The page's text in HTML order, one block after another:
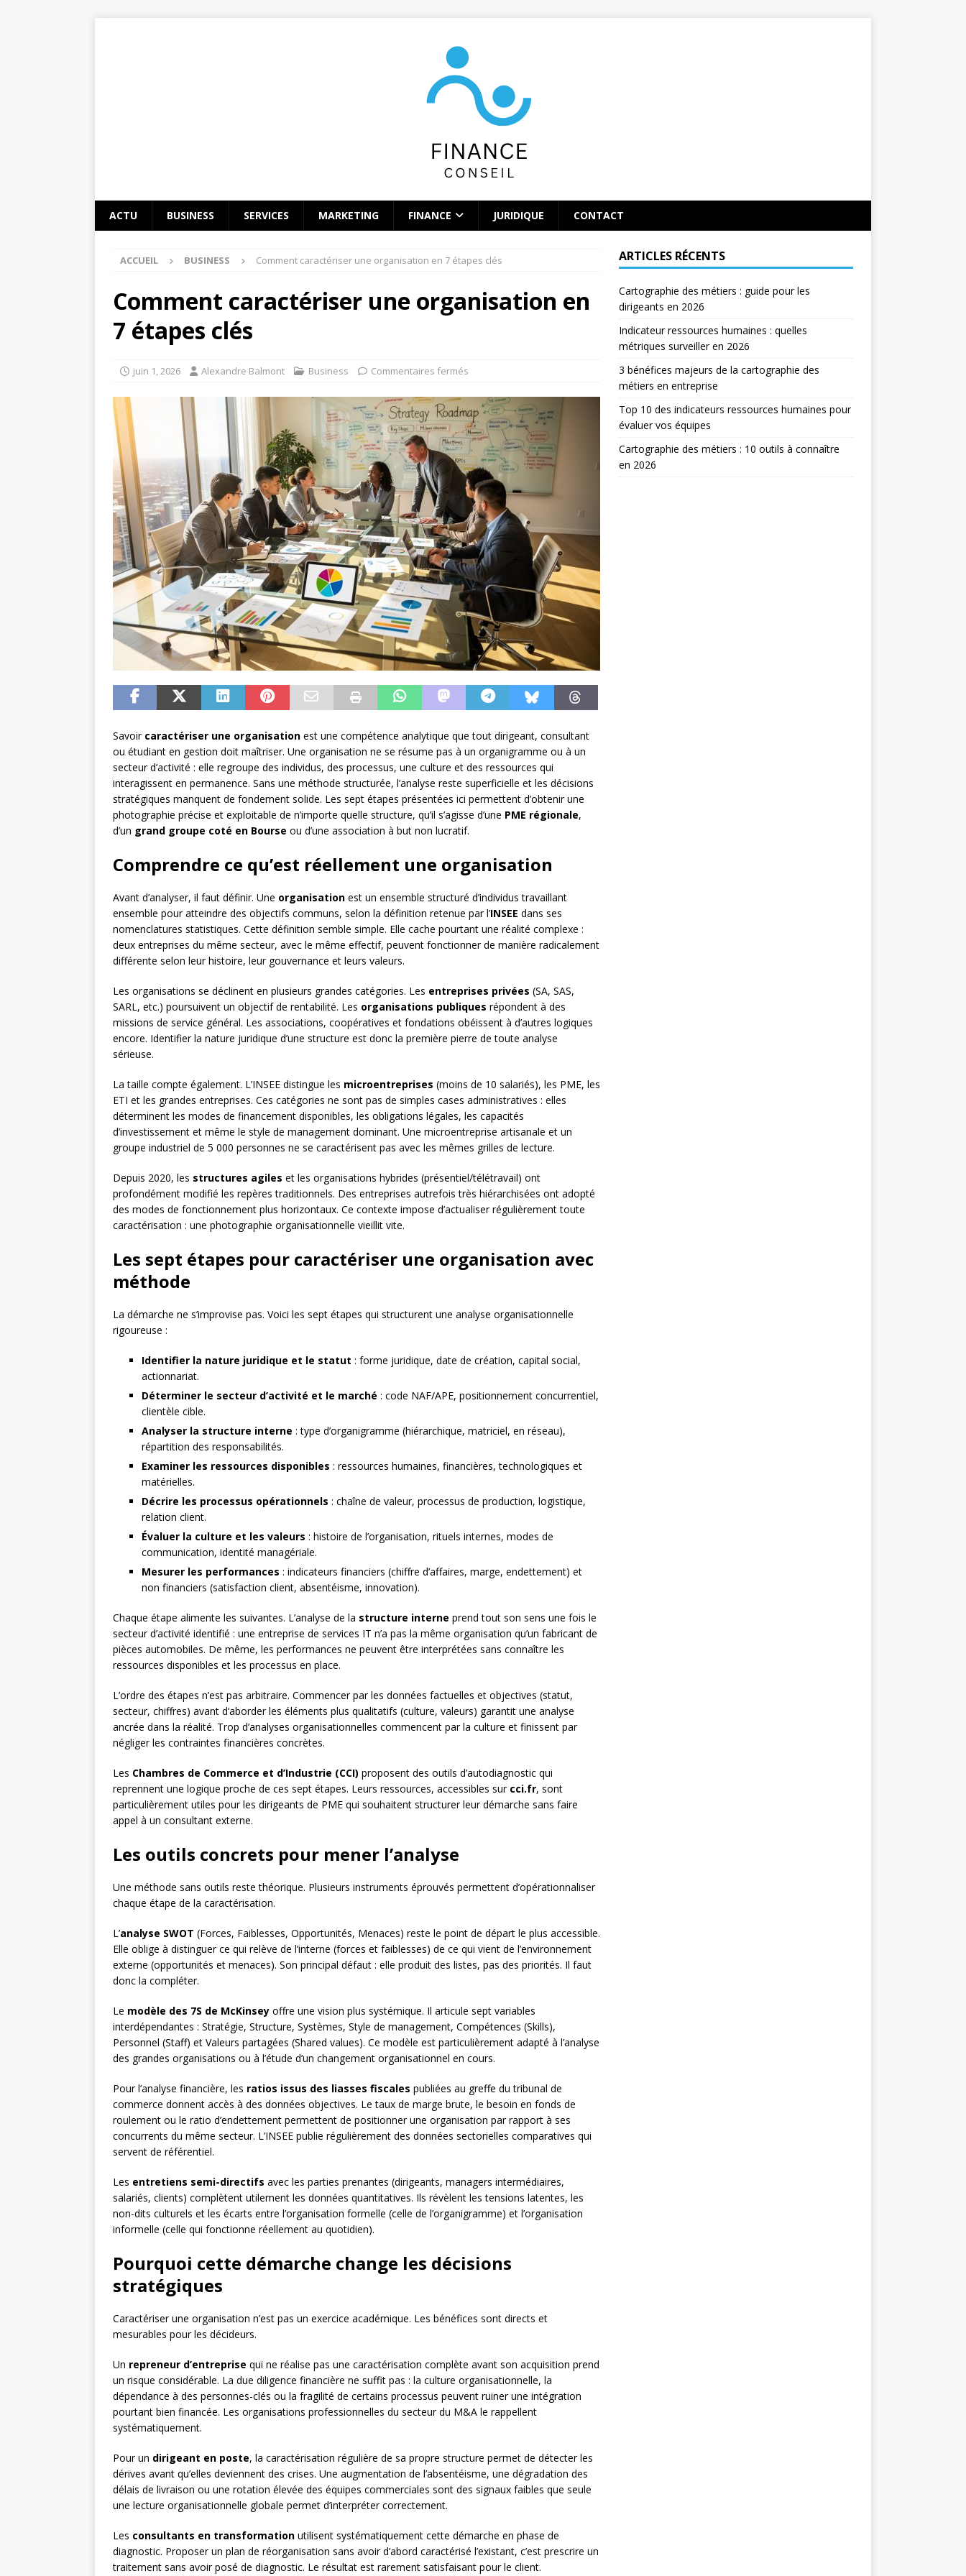
ACTU BUSINESS SERVICES MARKETING FINANCE JURIDIQUE CONTACT
ACCUEIL BUSINESS Comment caractériser une organisation en 7 étapes clés
Comment caractériser une organisation en
7 étapes clés
juin 1, 2026 Alexandre Balmont Business Commentaires fermés
Savoir caractériser une organisation est une compétence analytique que tout dirigeant, consultant
ou étudiant en gestion doit maîtriser. Une organisation ne se résume pas à un organigramme ou à un
secteur d’activité : elle regroupe des individus, des processus, une culture et des ressources qui
interagissent en permanence. Sans une méthode structurée, l’analyse reste superficielle et les décisions
stratégiques manquent de fondement solide. Les sept étapes présentées ici permettent d’obtenir une
photographie précise et exploitable de n’importe quelle structure, qu’il s’agisse d’une PME régionale,
d’un grand groupe coté en Bourse ou d’une association à but non lucratif.
Comprendre ce qu’est réellement une organisation
Avant d’analyser, il faut définir. Une organisation est un ensemble structuré d’individus travaillant
ensemble pour atteindre des objectifs communs, selon la définition retenue par l’INSEE dans ses
nomenclatures statistiques. Cette définition semble simple. Elle cache pourtant une réalité complexe :
deux entreprises du même secteur, avec le même effectif, peuvent fonctionner de manière radicalement
différente selon leur histoire, leur gouvernance et leurs valeurs.
Les organisations se déclinent en plusieurs grandes catégories. Les entreprises privées (SA, SAS,
SARL, etc.) poursuivent un objectif de rentabilité. Les organisations publiques répondent à des
missions de service général. Les associations, coopératives et fondations obéissent à d’autres logiques
encore. Identifier la nature juridique d’une structure est donc la première pierre de toute analyse
sérieuse.
La taille compte également. L’INSEE distingue les microentreprises (moins de 10 salariés), les PME, les
ETI et les grandes entreprises. Ces catégories ne sont pas de simples cases administratives : elles
déterminent les modes de financement disponibles, les obligations légales, les capacités
d’investissement et même le style de management dominant. Une microentreprise artisanale et un
groupe industriel de 5 000 personnes ne se caractérisent pas avec les mêmes grilles de lecture.
Depuis 2020, les structures agiles et les organisations hybrides (présentiel/télétravail) ont
profondément modifié les repères traditionnels. Des entreprises autrefois très hiérarchisées ont adopté
des modes de fonctionnement plus horizontaux. Ce contexte impose d’actualiser régulièrement toute
caractérisation : une photographie organisationnelle vieillit vite.
Les sept étapes pour caractériser une organisation avec
méthode
La démarche ne s’improvise pas. Voici les sept étapes qui structurent une analyse organisationnelle
rigoureuse :
Identifier la nature juridique et le statut : forme juridique, date de création, capital social,
actionnariat.
Déterminer le secteur d’activité et le marché : code NAF/APE, positionnement concurrentiel,
clientèle cible.
Analyser la structure interne : type d’organigramme (hiérarchique, matriciel, en réseau),
répartition des responsabilités.
Examiner les ressources disponibles : ressources humaines, financières, technologiques et
matérielles.
Décrire les processus opérationnels : chaîne de valeur, processus de production, logistique,
relation client.
Évaluer la culture et les valeurs : histoire de l’organisation, rituels internes, modes de
communication, identité managériale.
Mesurer les performances : indicateurs financiers (chiffre d’affaires, marge, endettement) et
non financiers (satisfaction client, absentéisme, innovation).
Chaque étape alimente les suivantes. L’analyse de la structure interne prend tout son sens une fois le
secteur d’activité identifié : une entreprise de services IT n’a pas la même organisation qu’un fabricant de
pièces automobiles. De même, les performances ne peuvent être interprétées sans connaître les
ressources disponibles et les processus en place.
L’ordre des étapes n’est pas arbitraire. Commencer par les données factuelles et objectives (statut,
secteur, chiffres) avant d’aborder les éléments plus qualitatifs (culture, valeurs) garantit une analyse
ancrée dans la réalité. Trop d’analyses organisationnelles commencent par la culture et finissent par
négliger les contraintes financières concrètes.
Les Chambres de Commerce et d’Industrie (CCI) proposent des outils d’autodiagnostic qui
reprennent une logique proche de ces sept étapes. Leurs ressources, accessibles sur cci.fr, sont
particulièrement utiles pour les dirigeants de PME qui souhaitent structurer leur démarche sans faire
appel à un consultant externe.
Les outils concrets pour mener l’analyse
Une méthode sans outils reste théorique. Plusieurs instruments éprouvés permettent d’opérationnaliser
chaque étape de la caractérisation.
L’analyse SWOT (Forces, Faiblesses, Opportunités, Menaces) reste le point de départ le plus accessible.
Elle oblige à distinguer ce qui relève de l’interne (forces et faiblesses) de ce qui vient de l’environnement
externe (opportunités et menaces). Son principal défaut : elle produit des listes, pas des priorités. Il faut
donc la compléter.
Le modèle des 7S de McKinsey offre une vision plus systémique. Il articule sept variables
interdépendantes : Stratégie, Structure, Systèmes, Style de management, Compétences (Skills),
Personnel (Staff) et Valeurs partagées (Shared values). Ce modèle est particulièrement adapté à l’analyse
des grandes organisations ou à l’étude d’un changement organisationnel en cours.
Pour l’analyse financière, les ratios issus des liasses fiscales publiées au greffe du tribunal de
commerce donnent accès à des données objectives. Le taux de marge brute, le besoin en fonds de
roulement ou le ratio d’endettement permettent de positionner une organisation par rapport à ses
concurrents du même secteur. L’INSEE publie régulièrement des données sectorielles comparatives qui
servent de référentiel.
Les entretiens semi-directifs avec les parties prenantes (dirigeants, managers intermédiaires,
salariés, clients) complètent utilement les données quantitatives. Ils révèlent les tensions latentes, les
non-dits culturels et les écarts entre l’organisation formelle (celle de l’organigramme) et l’organisation
informelle (celle qui fonctionne réellement au quotidien).
Pourquoi cette démarche change les décisions
stratégiques
Caractériser une organisation n’est pas un exercice académique. Les bénéfices sont directs et
mesurables pour les décideurs.
Un repreneur d’entreprise qui ne réalise pas une caractérisation complète avant son acquisition prend
un risque considérable. La due diligence financière ne suffit pas : la culture organisationnelle, la
dépendance à des personnes-clés ou la fragilité de certains processus peuvent ruiner une intégration
pourtant bien financée. Les organisations professionnelles du secteur du M&A le rappellent
systématiquement.
Pour un dirigeant en poste, la caractérisation régulière de sa propre structure permet de détecter les
dérives avant qu’elles deviennent des crises. Une augmentation de l’absentéisme, une dégradation des
délais de livraison ou une rotation élevée des équipes commerciales sont des signaux faibles que seule
une lecture organisationnelle globale permet d’interpréter correctement.
Les consultants en transformation utilisent systématiquement cette démarche en phase de
diagnostic. Proposer un plan de réorganisation sans avoir d’abord caractérisé l’existant, c’est prescrire un
traitement sans avoir posé de diagnostic. Le résultat est rarement satisfaisant pour le client.
ARTICLES RÉCENTS
Cartographie des métiers : guide pour les
dirigeants en 2026
Indicateur ressources humaines : quelles
métriques surveiller en 2026
3 bénéfices majeurs de la cartographie des
métiers en entreprise
Top 10 des indicateurs ressources humaines pour
évaluer vos équipes
Cartographie des métiers : 10 outils à connaître
en 2026